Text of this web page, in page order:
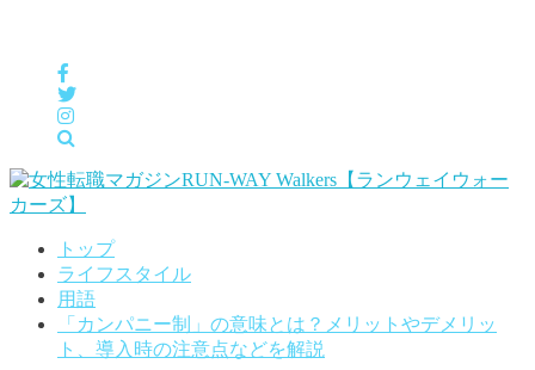
トップ
ライフスタイル
用語
「カンパニー制」の意味とは？メリットやデメリッ
ト、導入時の注意点などを解説